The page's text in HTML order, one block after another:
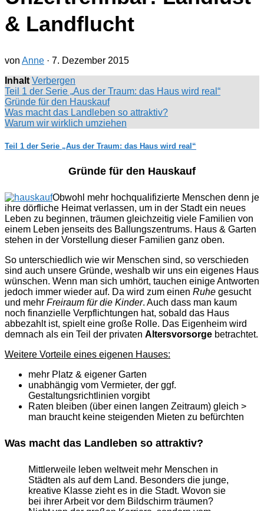
& Landflucht
von Anne · 7. Dezember 2015
Inhalt Verbergen
Teil 1 der Serie „Aus der Traum: das Haus wird real“
Gründe für den Hauskauf
Was macht das Landleben so attraktiv?
Warum wir wirklich umziehen
Teil 1 der Serie „Aus der Traum: das Haus wird real“
Gründe für den Hauskauf
Obwohl mehr hochqualifizierte Menschen denn je
ihre dörfliche Heimat verlassen, um in der Stadt ein neues
Leben zu beginnen, träumen gleichzeitig viele Familien von
einem Leben jenseits des Ballungszentrums. Haus & Garten
stehen in der Vorstellung dieser Familien ganz oben.
So unterschiedlich wie wir Menschen sind, so verschieden
sind auch unsere Gründe, weshalb wir uns ein eigenes Haus
wünschen. Wenn man sich umhört, tauchen einige Antworten
jedoch immer wieder auf. Da wird zum einen Ruhe gesucht
und mehr Freiraum für die Kinder. Auch dass man kaum
noch finanzielle Verpflichtungen hat, sobald das Haus
abbezahlt ist, spielt eine große Rolle. Das Eigenheim wird
demnach als ein Teil der privaten Altersvorsorge betrachtet.
Weitere Vorteile eines eigenen Hauses:
mehr Platz & eigener Garten
unabhängig vom Vermieter, der ggf.
Gestaltungsrichtlinien vorgibt
Raten bleiben (über einen langen Zeitraum) gleich >
man braucht keine steigenden Mieten zu befürchten
Was macht das Landleben so attraktiv?
Mittlerweile leben weltweit mehr Menschen in
Städten als auf dem Land. Besonders die junge,
kreative Klasse zieht es in die Stadt. Wovon sie
bei ihrer Arbeit vor dem Bildschirm träumen?